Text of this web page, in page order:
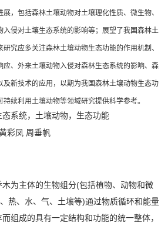
，包括森林土壤动物对土壤理化性质、微生物、
入侵对土壤生态系统的影响等；展望了我国森林土
究应多关注森林土壤动物生态功能的作用机制、
应、外来土壤动物入侵对森林生态系统的影响、森
及新技术的应用，以期为我国森林土壤动物生态功
续利用土壤动物等领域研究提供科学参考。
态系统，土壤动物，生态功能
彩凤 周垂帆
主体的生物组分(包括植物、动物和微
热、水、气、土壤等)通过物质循环和能量
组成的具有一定结构和功能的统一整体，